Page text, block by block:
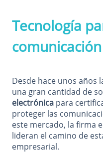
Tecnología
Desde hace unos años
una gran cantidad de
electrónica para
proteger las
este mercado, la firma
lideran el camino de
empresarial.